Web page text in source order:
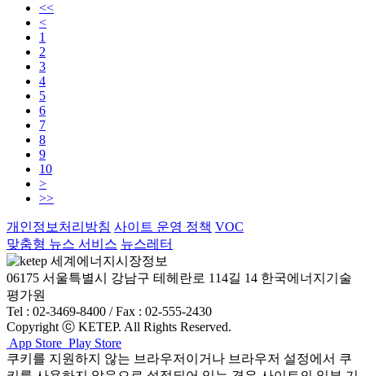
<<
<
1
2
3
4
5
6
7
8
9
10
>
>>
개인정보처리방침 사이트 운영 정책 VOC
맞춤형 뉴스 서비스 뉴스레터
06175 서울특별시 강남구 테헤란로 114길 14 한국에너지기술
평가원
Tel : 02-3469-8400 / Fax : 02-555-2430
Copyright ⓒ KETEP. All Rights Reserved.
App Store Play Store
쿠키를 지원하지 않는 브라우저이거나 브라우저 설정에서 쿠